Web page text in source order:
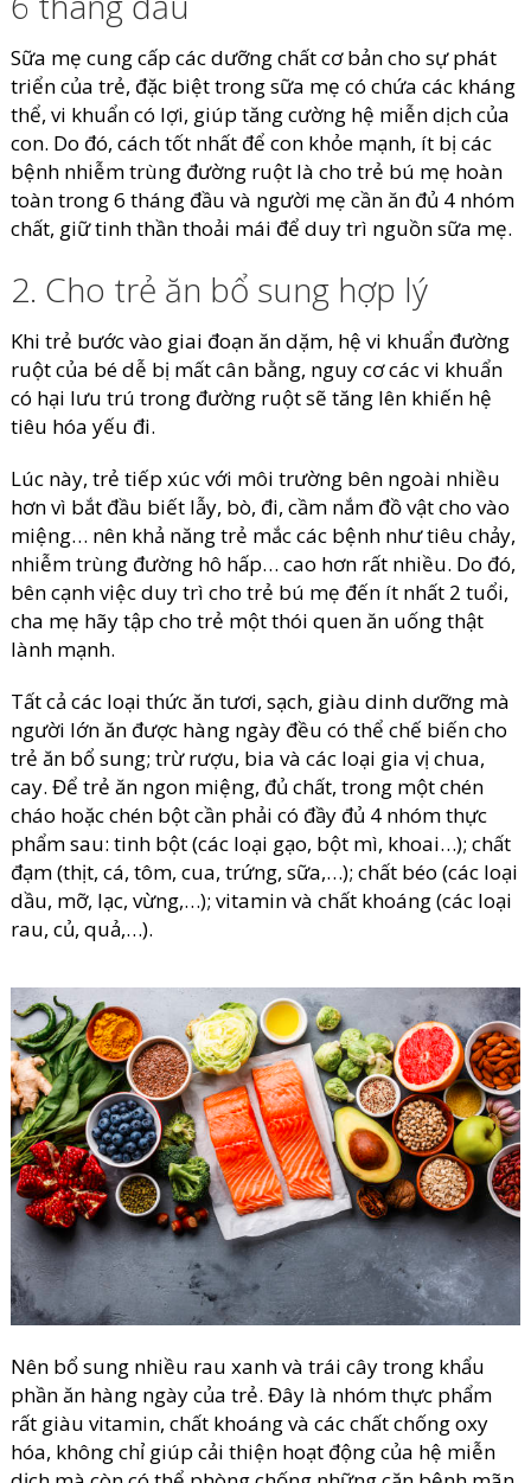
Sữa mẹ cung cấp các dưỡng chất cơ bản cho sự phát
triển của trẻ, đặc biệt trong sữa mẹ có chứa các kháng
thể, vi khuẩn có lợi, giúp tăng cường hệ miễn dịch của
con. Do đó, cách tốt nhất để con khỏe mạnh, ít bị các
bệnh nhiễm trùng đường ruột là cho trẻ bú mẹ hoàn
toàn trong 6 tháng đầu và người mẹ cần ăn đủ 4 nhóm
chất, giữ tinh thần thoải mái để duy trì nguồn sữa mẹ.
2. Cho trẻ ăn bổ sung hợp lý
Khi trẻ bước vào giai đoạn ăn dặm, hệ vi khuẩn đường
ruột của bé dễ bị mất cân bằng, nguy cơ các vi khuẩn
có hại lưu trú trong đường ruột sẽ tăng lên khiến hệ
tiêu hóa yếu đi.
Lúc này, trẻ tiếp xúc với môi trường bên ngoài nhiều
hơn vì bắt đầu biết lẫy, bò, đi, cầm nắm đồ vật cho vào
miệng… nên khả năng trẻ mắc các bệnh như tiêu chảy,
nhiễm trùng đường hô hấp… cao hơn rất nhiều. Do đó,
bên cạnh việc duy trì cho trẻ bú mẹ đến ít nhất 2 tuổi,
cha mẹ hãy tập cho trẻ một thói quen ăn uống thật
lành mạnh.
Tất cả các loại thức ăn tươi, sạch, giàu dinh dưỡng mà
người lớn ăn được hàng ngày đều có thể chế biến cho
trẻ ăn bổ sung; trừ rượu, bia và các loại gia vị chua,
cay. Để trẻ ăn ngon miệng, đủ chất, trong một chén
cháo hoặc chén bột cần phải có đầy đủ 4 nhóm thực
phẩm sau: tinh bột (các loại gạo, bột mì, khoai…); chất
đạm (thịt, cá, tôm, cua, trứng, sữa,…); chất béo (các loại
dầu, mỡ, lạc, vừng,…); vitamin và chất khoáng (các loại
rau, củ, quả,…).
Nên bổ sung nhiều rau xanh và trái cây trong khẩu
phần ăn hàng ngày của trẻ. Đây là nhóm thực phẩm
rất giàu vitamin, chất khoáng và các chất chống oxy
hóa, không chỉ giúp cải thiện hoạt động của hệ miễn